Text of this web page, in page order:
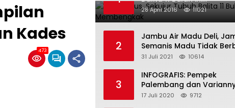
Kades
473
Membengkak
28 April 2016 11021
2
Jambu Air Madu Deli,
Semanis Madu Tidak
31 Juli 2021 10614
3
INFOGRAFIS: Pempek
Palembang dan
yang Melegenda
17 Juli 2020 9712